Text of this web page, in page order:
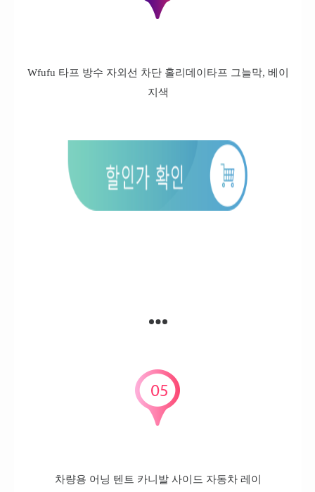
Wfufu 타프 방수 자외선 차단 홀리데이타프 그늘막, 베이
지색
차량용 어닝 텐트 카니발 사이드 자동차 레이